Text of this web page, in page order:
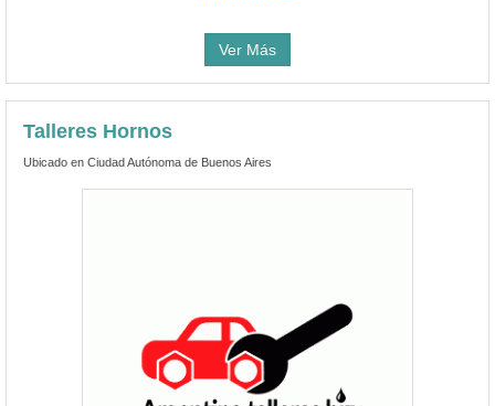
Ver Más
Talleres Hornos
Ubicado en Ciudad Autónoma de Buenos Aires